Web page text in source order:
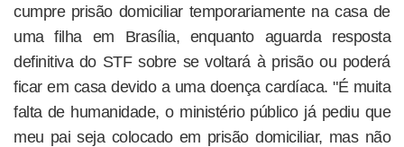
cumpre prisão domiciliar temporariamente na casa de
uma filha em Brasília, enquanto aguarda resposta
definitiva do STF sobre se voltará à prisão ou poderá
ficar em casa devido a uma doença cardíaca. "É muita
falta de humanidade, o ministério público já pediu que
meu pai seja colocado em prisão domiciliar, mas não